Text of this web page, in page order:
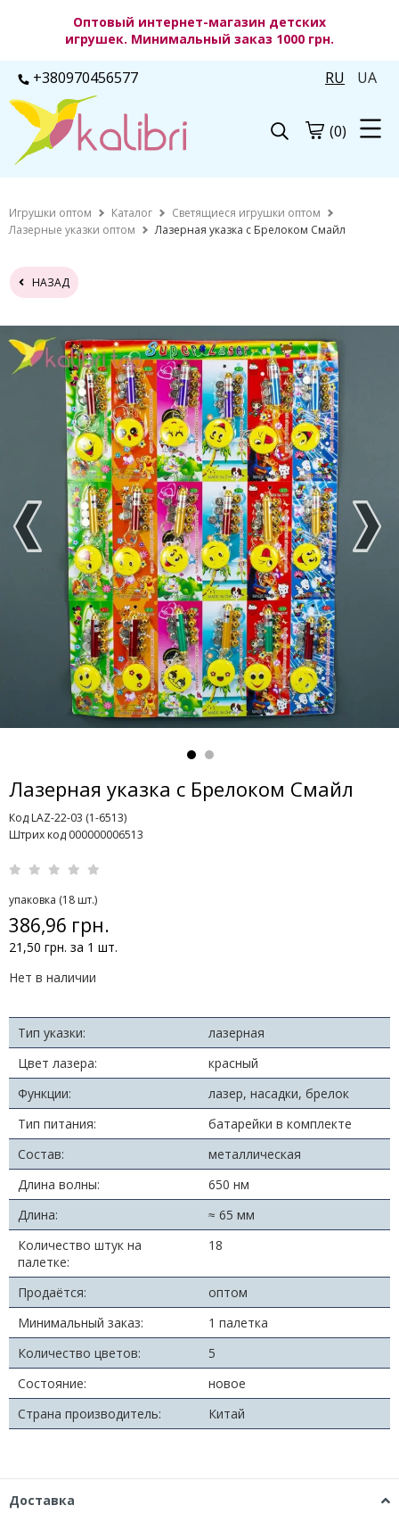
Оптовый интернет-магазин детских
игрушек. Минимальный заказ 1000 грн.
+380970456577 RU UA
(0)
Игрушки оптом Каталог
Светящиеся игрушки оптом
Лазерные указки оптом
Лазерная указка с Брелоком Смайл
НАЗАД
Лазерная указка с Брелоком Смайл
Код LAZ-22-03 (1-6513)
Штрих код 000000006513
упаковка (18 шт.)
386,96 грн.
21,50 грн. за 1 шт.
Нет в наличии
Тип указки:
лазерная
Цвет лазера:
красный
Функции:
лазер, насадки, брелок
Тип питания:
батарейки в комплекте
Состав:
металлическая
Длина волны:
650 нм
Длина:
≈ 65 мм
Количество штук на
палетке:
18
Продаётся:
оптом
Минимальный заказ:
1 палетка
Количество цветов:
5
Состояние:
новое
Страна производитель:
Китай
Доставка